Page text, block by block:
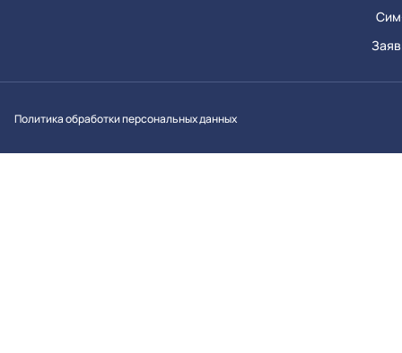
Политика обработки персональных данных